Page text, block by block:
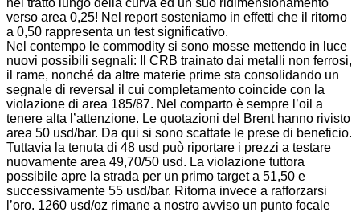
nel tratto lungo della curva ed un suo ridimensionamento
verso area 0,25! Nel report sosteniamo in effetti che il ritorno
a 0,50 rappresenta un test significativo.
Nel contempo le commodity si sono mosse mettendo in luce
nuovi possibili segnali: Il CRB trainato dai metalli non ferrosi,
il rame, nonché da altre materie prime sta consolidando un
segnale di reversal il cui completamento coincide con la
violazione di area 185/87. Nel comparto è sempre l’oil a
tenere alta l’attenzione. Le quotazioni del Brent hanno rivisto
area 50 usd/bar. Da qui si sono scattate le prese di beneficio.
Tuttavia la tenuta di 48 usd può riportare i prezzi a testare
nuovamente area 49,70/50 usd. La violazione tuttora
possibile apre la strada per un primo target a 51,50 e
successivamente 55 usd/bar. Ritorna invece a rafforzarsi
l’oro. 1260 usd/oz rimane a nostro avviso un punto focale